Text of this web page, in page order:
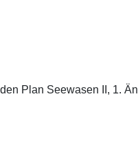
Plan Seewasen II, 1.